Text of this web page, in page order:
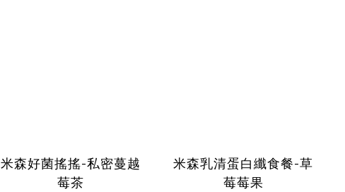
米森好菌搖搖-私密蔓越
莓茶
米森乳清蛋白纖食餐-草
莓莓果